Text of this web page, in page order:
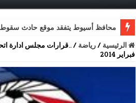
محافظ أسيوط يتفقد موقع حادث سقوط
الرئيسية /رياضة /
فبراير 2014